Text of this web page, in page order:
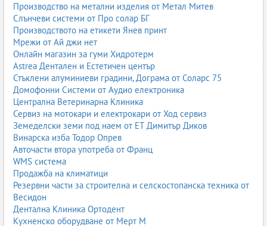
Производство на метални изделия от Метал Митев
Слънчеви системи от Про солар БГ
Производството на етикети Янев принт
Мрежи от Ай джи нет
Онлайн магазин за гуми Хидротерм
Astrea Дентален и Естетичен център
Стъклени алуминиеви градини, Дограма от Соларс 75
Домофонни Системи от Аудио електроника
Централна Ветеринарна Клиника
Сервиз на мотокари и електрокари от Ход сервиз
Земеделски земи под наем от ЕТ Димитър Диков
Винарска изба Тодор Опрев
Авточасти втора употреба от Франц
WMS система
Продажба на климатици
Резервни части за строителна и селскостопанска техника от
Весидон
Дентална Клиника Ортодент
Кухненско оборудване от Мерт М